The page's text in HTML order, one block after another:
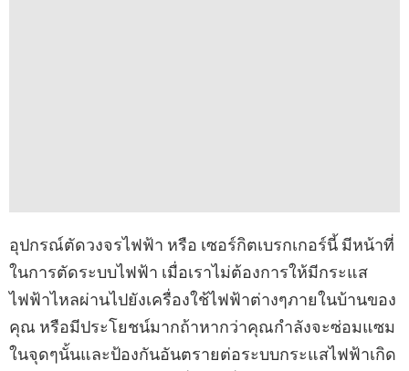
อุปกรณ์ตัดวงจรไฟฟ้า หรือ เซอร์กิตเบรกเกอร์นี้ มีหน้าที่
ในการตัดระบบไฟฟ้า เมื่อเราไม่ต้องการให้มีกระแส
ไฟฟ้าไหลผ่านไปยังเครื่องใช้ไฟฟ้าต่างๆภายในบ้านของ
คุณ หรือมีประโยชน์มากถ้าหากว่าคุณกำลังจะซ่อมแซม
ในจุดๆนั้นและป้องกันอันตรายต่อระบบกระแสไฟฟ้าเกิด